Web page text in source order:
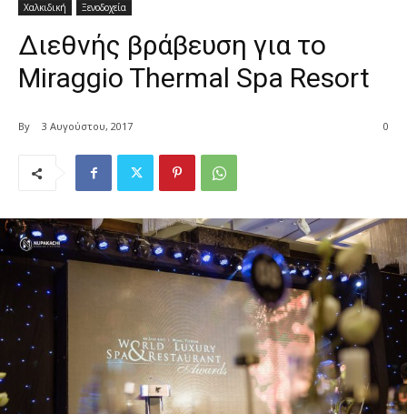
Χαλκιδική Ξενοδοχεία
Διεθνής βράβευση για το
Miraggio Thermal Spa Resort
By 3 Αυγούστου, 2017 0